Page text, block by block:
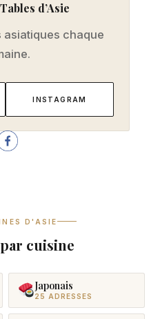
d’Asie
chaque
INSTAGRAM
D'ASIE
cuisine
Japonais
25 ADRESSES